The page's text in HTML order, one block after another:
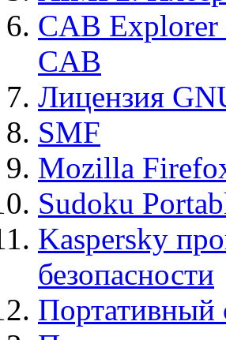
CAB Explorer
CAB
Лицензия
SMF
Mozilla
Sudoku
Kaspersky
безопасности
Портативный